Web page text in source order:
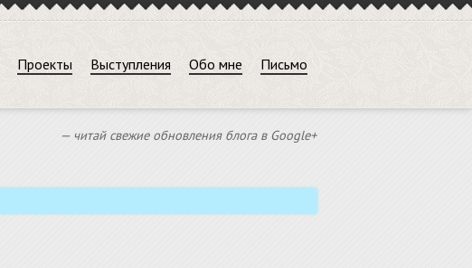
Проекты Выступления Обо мне Письмо
— читай свежие обновления блога в Google+